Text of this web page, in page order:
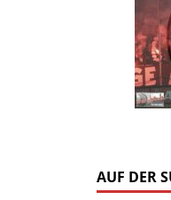
AUF DER